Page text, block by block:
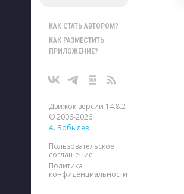
КАК СТАТЬ АВТОРОМ?
КАК РАЗМЕСТИТЬ
ПРИЛОЖЕНИЕ?
Движок версии 14.8.2
© 2006-2026
А. Бобылев
Пользовательское
соглашение
Политика
конфиденциальности